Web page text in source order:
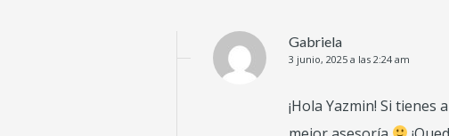
Gabriela
3 junio, 2025 a las 2:24 am
¡Hola Yazmin! Si